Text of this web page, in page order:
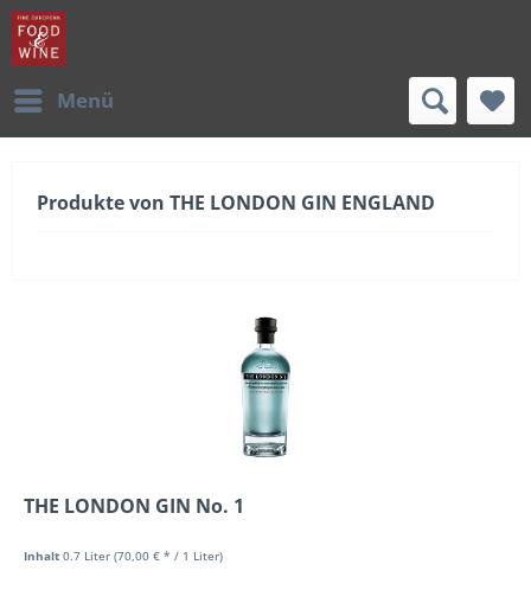
Menü
Produkte von THE LONDON GIN ENGLAND
THE LONDON GIN No. 1
Inhalt0.7 Liter(70,00 € * / 1 Liter)